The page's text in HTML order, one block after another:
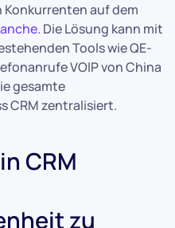
Konkurrenten auf dem
. Die Lösung kann mit
Tools wie QE-
VOIP von China
gesamte
CRM zentralisiert.
CRM
zu